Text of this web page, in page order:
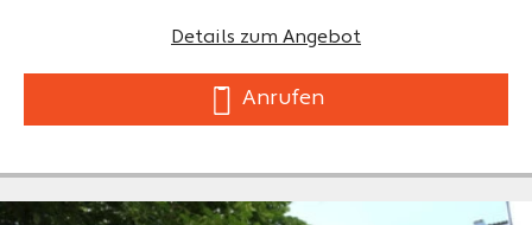
Details zum Angebot
Anrufen